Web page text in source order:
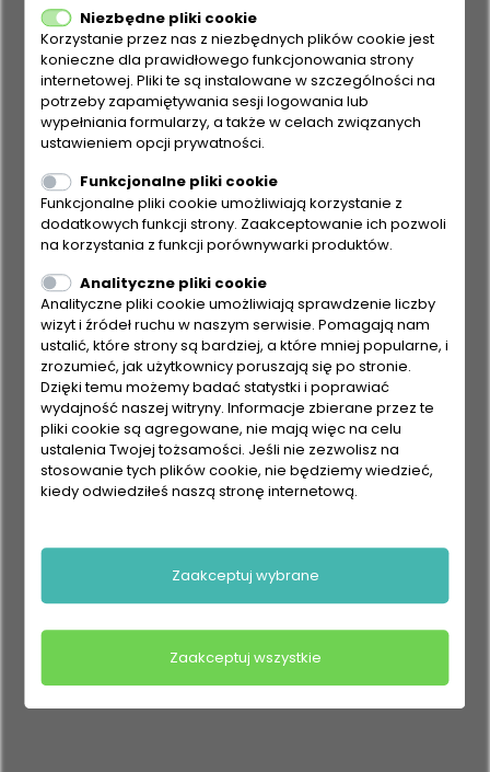
Niezbędne pliki cookie
Korzystanie przez nas z niezbędnych plików cookie jest
konieczne dla prawidłowego funkcjonowania strony
internetowej. Pliki te są instalowane w szczególności na
potrzeby zapamiętywania sesji logowania lub
wypełniania formularzy, a także w celach związanych
ustawieniem opcji prywatności.
Funkcjonalne pliki cookie
Funkcjonalne pliki cookie umożliwiają korzystanie z
dodatkowych funkcji strony. Zaakceptowanie ich pozwoli
na korzystania z funkcji porównywarki produktów.
Analityczne pliki cookie
Analityczne pliki cookie umożliwiają sprawdzenie liczby
wizyt i źródeł ruchu w naszym serwisie. Pomagają nam
ustalić, które strony są bardziej, a które mniej popularne, i
zrozumieć, jak użytkownicy poruszają się po stronie.
Dzięki temu możemy badać statystki i poprawiać
wydajność naszej witryny. Informacje zbierane przez te
pliki cookie są agregowane, nie mają więc na celu
ustalenia Twojej tożsamości. Jeśli nie zezwolisz na
stosowanie tych plików cookie, nie będziemy wiedzieć,
kiedy odwiedziłeś naszą stronę internetową.
Zaakceptuj wybrane
Zaakceptuj wszystkie